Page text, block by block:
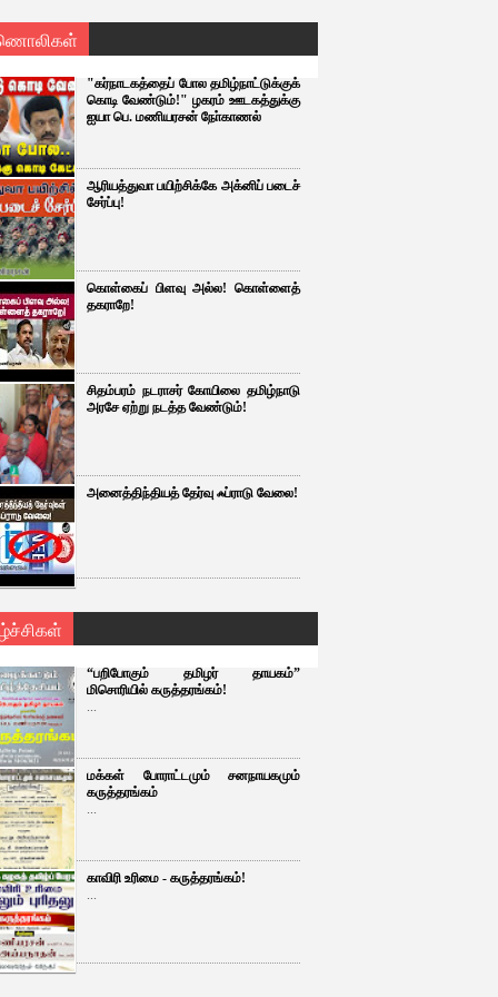
"கர்நாடகத்தைப் போல தமிழ்நாட்டுக்குக்
கொடி வேண்டும்!" ழகரம் ஊடகத்துக்கு
ஐயா பெ. மணியரசன் நோ்காணல்
ஆரியத்துவா பயிற்சிக்கே அக்னிப் படைச்
சேர்ப்பு!
கொள்கைப் பிளவு அல்ல! கொள்ளைத்
தகராறே!
சிதம்பரம் நடராசர் கோயிலை தமிழ்நாடு
அரசே ஏற்று நடத்த வேண்டும்!
அனைத்திந்தியத் தேர்வு ஃப்ராடு வேலை!
“பறிபோகும் தமிழர் தாயகம்”
மிசொரியில் கருத்தரங்கம்!
...
மக்கள் போராட்டமும் சனநாயகமும்
கருத்தரங்கம்
...
காவிரி உரிமை - கருத்தரங்கம்!
...